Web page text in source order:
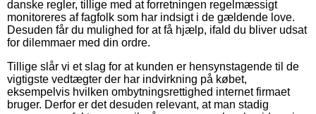
danske regler, tillige med at forretningen regelmæssigt
monitoreres af fagfolk som har indsigt i de gældende love.
Desuden får du mulighed for at få hjælp, ifald du bliver udsat
for dilemmaer med din ordre.
Tillige slår vi et slag for at kunden er hensynstagende til de
vigtigste vedtægter der har indvirkning på købet,
eksempelvis hvilken ombytningsrettighed internet firmaet
bruger. Derfor er det desuden relevant, at man stadig